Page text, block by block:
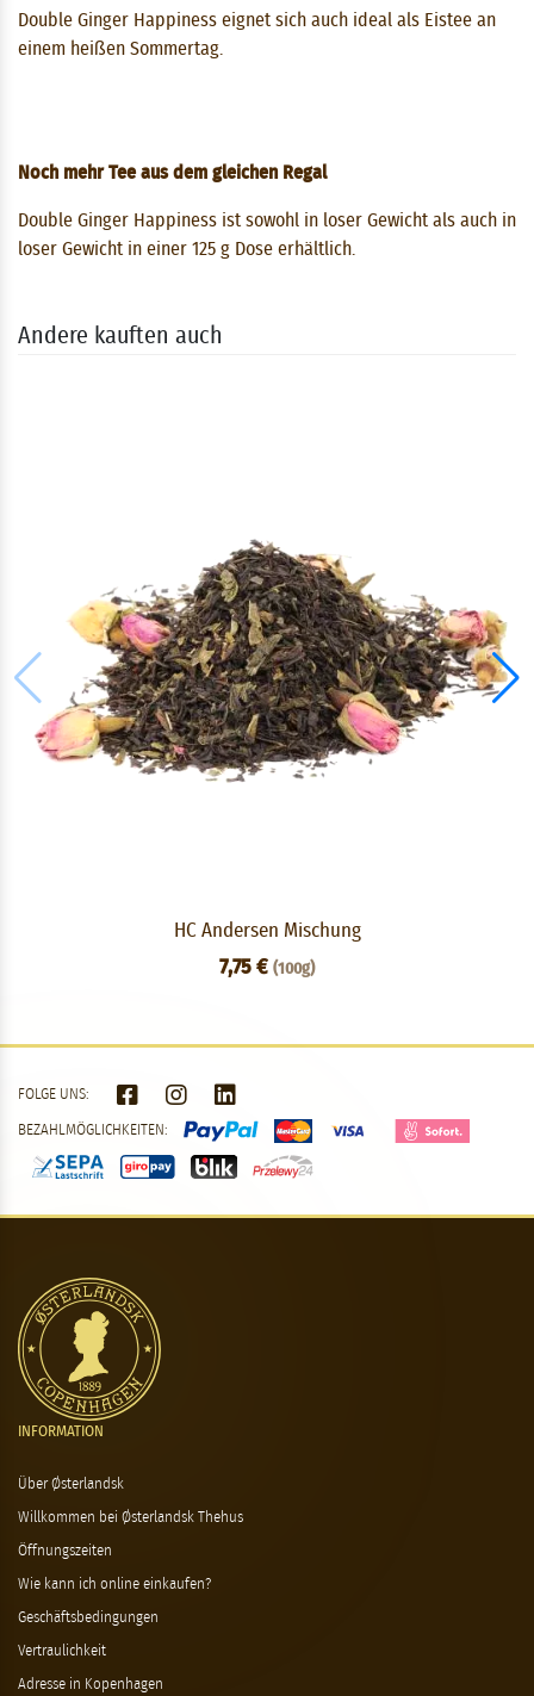
Double Ginger Happiness eignet sich auch ideal als Eistee an
einem heißen Sommertag.
Noch mehr Tee aus dem gleichen Regal
Double Ginger Happiness ist sowohl in loser Gewicht als auch in
loser Gewicht in einer 125 g Dose erhältlich.
Andere kauften auch
HC Andersen Mischung
7,75 € (100g)
FOLGE UNS:
BEZAHLMÖGLICHKEITEN:
INFORMATION
Über Østerlandsk
Willkommen bei Østerlandsk Thehus
Öffnungszeiten
Wie kann ich online einkaufen?
Geschäftsbedingungen
Vertraulichkeit
Adresse in Kopenhagen